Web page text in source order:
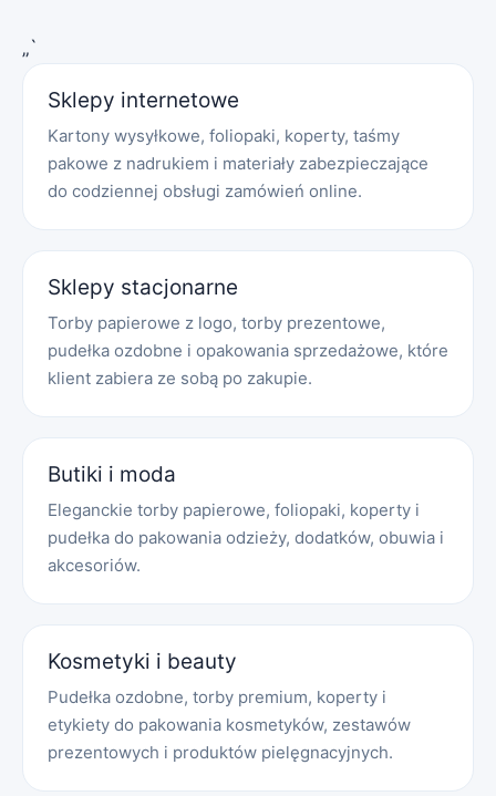
„`
Sklepy internetowe
Kartony wysyłkowe, foliopaki, koperty, taśmy
pakowe z nadrukiem i materiały zabezpieczające
do codziennej obsługi zamówień online.
Sklepy stacjonarne
Torby papierowe z logo, torby prezentowe,
pudełka ozdobne i opakowania sprzedażowe, które
klient zabiera ze sobą po zakupie.
Butiki i moda
Eleganckie torby papierowe, foliopaki, koperty i
pudełka do pakowania odzieży, dodatków, obuwia i
akcesoriów.
Kosmetyki i beauty
Pudełka ozdobne, torby premium, koperty i
etykiety do pakowania kosmetyków, zestawów
prezentowych i produktów pielęgnacyjnych.